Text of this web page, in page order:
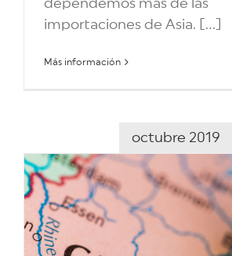
dependemos más de las
importaciones de Asia. [...]
Más información
octubre 2019